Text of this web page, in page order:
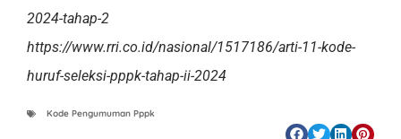
2024-tahap-2
https://www.rri.co.id/nasional/1517186/arti-11-kode-
huruf-seleksi-pppk-tahap-ii-2024
Kode Pengumuman Pppk